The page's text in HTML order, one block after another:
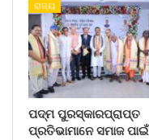
ରାଜ୍ୟ
ପଦ୍ମ ପୁରସ୍କାରପ୍ରାପ୍ତ
ପ୍ରତିଭାମାନେ ସମାଜ ପାଇଁ